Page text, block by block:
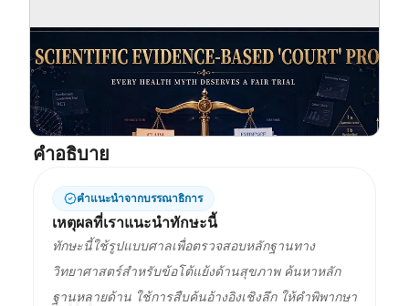
คำอธิบาย
คำแนะนำจากบรรณาธิการ
เหตุผลที่เราแนะนำทักษะนี้
ทักษะนี้ใช้รูปแบบศาลเพื่อตรวจสอบหลักฐานทาง
วิทยาศาสตร์สำหรับข้อโต้แย้งด้านสุขภาพ ค้นหาหลัก
ฐานหลายด้าน ใช้การสืบค้นอ้างอิงเชิงลึก ให้คำพิพากษา